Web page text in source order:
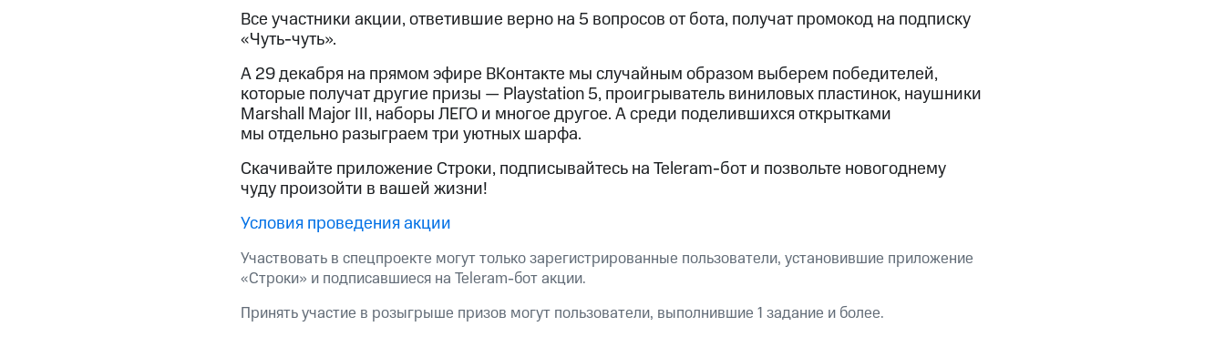
Все участники акции, ответившие верно на 5 вопросов от бота, получат промокод на подписку
«Чуть-чуть».
А 29 декабря на прямом эфире ВКонтакте мы случайным образом выберем победителей,
которые получат другие призы — Playstation 5, проигрыватель виниловых пластинок, наушники
Marshall Major III, наборы ЛЕГО и многое другое. А среди поделившихся открытками
мы отдельно разыграем три уютных шарфа.
Скачивайте приложение Строки, подписывайтесь на Teleram-бот и позвольте новогоднему
чуду произойти в вашей жизни!
Условия проведения акции
Участвовать в спецпроекте могут только зарегистрированные пользователи, установившие приложение
«Строки» и подписавшиеся на Teleram-бот акции.
Принять участие в розыгрыше призов могут пользователи, выполнившие 1 задание и более.